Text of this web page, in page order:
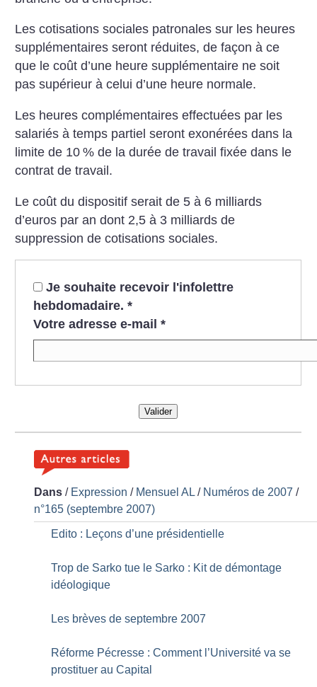
Les cotisations sociales patronales sur les heures
supplémentaires seront réduites, de façon à ce
que le coût d’une heure supplémentaire ne soit
pas supérieur à celui d’une heure normale.
Les heures complémentaires effectuées par les
salariés à temps partiel seront exonérées dans la
limite de 10 % de la durée de travail fixée dans le
contrat de travail.
Le coût du dispositif serait de 5 à 6 milliards
d’euros par an dont 2,5 à 3 milliards de
suppression de cotisations sociales.
Je souhaite recevoir l'infolettre
hebdomadaire. *
Votre adresse e-mail *
Valider
Dans / Expression / Mensuel AL / Numéros de 2007 /
n°165 (septembre 2007)
Edito : Leçons d’une présidentielle
Trop de Sarko tue le Sarko : Kit de démontage
idéologique
Les brèves de septembre 2007
Réforme Pécresse : Comment l’Université va se
prostituer au Capital